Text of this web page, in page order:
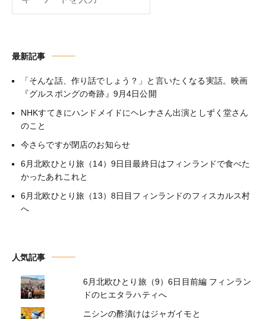
最新記事
「そんな話、作り話でしょう？」と言いたくなる実話。映画
『グルスポングの奇跡』9月4日公開
NHKすてきにハンドメイドにヘレナさん出演としずく堂さん
のこと
今さらですが閉店のお知らせ
6月北欧ひとり旅（14）9日目最終日はフィンランドで食べた
かったあれこれと
6月北欧ひとり旅（13）8日目フィンランドのフィスカルス村
へ
人気記事
6月北欧ひとり旅（9）6日目前編 フィンラン
ドのヒエタラハティへ
ニシンの酢漬けはジャガイモと